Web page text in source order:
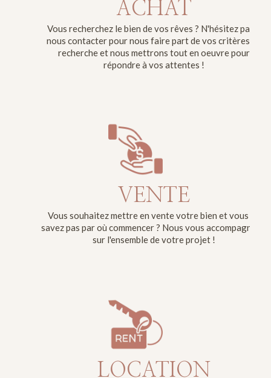
ACHAT
Vous recherchez le bien de vos rêves ? N'hésitez pas à
nous contacter pour nous faire part de vos critères de
recherche et nous mettrons tout en oeuvre pour
répondre à vos attentes !
VENTE
Vous souhaitez mettre en vente votre bien et vous ne
savez pas par où commencer ? Nous vous accompagnons
sur l'ensemble de votre projet !
LOCATION